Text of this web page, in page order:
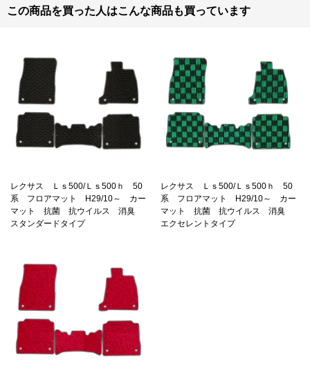
この商品を買った人はこんな商品も買っています
レクサス Ｌｓ500/Ｌｓ500ｈ 50
系 フロアマット H29/10～ カー
マット 抗菌 抗ウイルス 消臭
スタンダードタイプ
レクサス Ｌｓ500/Ｌｓ500ｈ 50
系 フロアマット H29/10～ カー
マット 抗菌 抗ウイルス 消臭
エクセレントタイプ